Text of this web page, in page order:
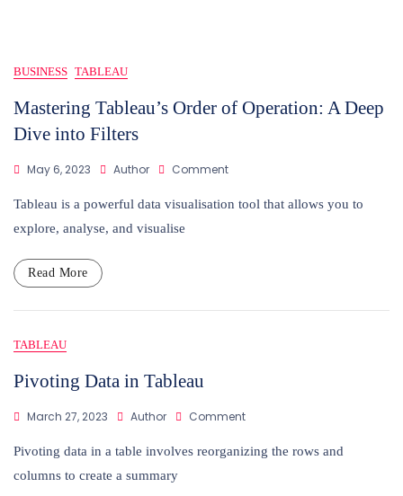
BUSINESS TABLEAU
Mastering Tableau’s Order of Operation: A Deep
Dive into Filters
May 6, 2023 Author CommentOn
Tableau’s
Tableau is a powerful data visualisation tool that allows you to
explore, analyse, and visualise
Read More
TABLEAU
Pivoting Data in Tableau
March 27, 2023 Author CommentOn
Data
Pivoting data in a table involves reorganizing the rows and
columns to create a summary